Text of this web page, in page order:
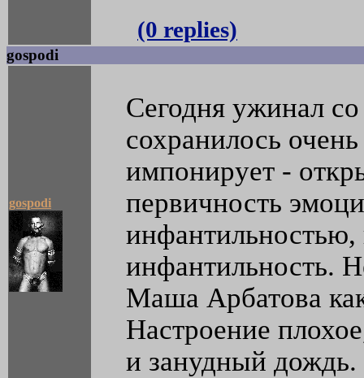
(0 replies)
gospodi
gospodi
Сегодня ужинал
сохранилось
импонирует -
первичность
инфантильностью,
инфантильность.
Маша Арбатова
Настроение
и занудный дождь.